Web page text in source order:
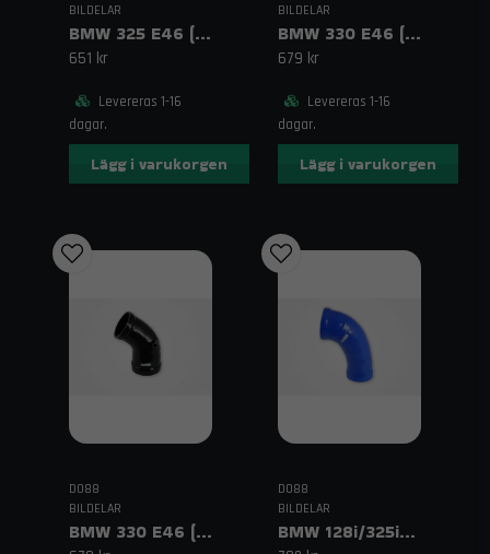
BILDELAR
BMW 325 E46 (01–06) Inloppsslang Svart
651 kr
Levereras 1-16
dagar.
Lägg i varukorgen
BILDELAR
BMW 330 E46 (00–06) Inloppsslang Blå
679 kr
Levereras 1-16
dagar.
Lägg i varukorgen
DO88
BILDELAR
BMW 330 E46 (00–06) Inloppsslang Svart
DO88
BILDELAR
BMW 128i/325i/328i/330i E90/E82 (05–12) Intake Resonator Delete Blå